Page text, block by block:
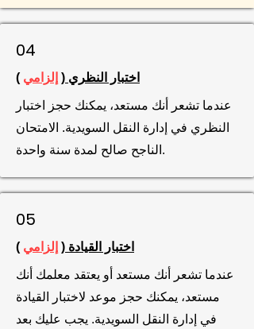
04
اختبار النظري ( إلزامي )
عندما تشعر أنك مستعد، يمكنك حجز اختبار
النظري في إدارة النقل السويدية. الامتحان
الناجح صالح لمدة سنة واحدة.
05
اختبار القيادة ( إلزامي )
عندما تشعر أنك مستعد أو يعتقد معلمك أنك
مستعد، يمكنك حجز موعد لاختبار القيادة
في إدارة النقل السويدية. يجب عليك بعد